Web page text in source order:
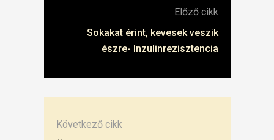
Előző cikk
Sokakat érint, kevesek veszik
észre- Inzulinrezisztencia
Következő cikk